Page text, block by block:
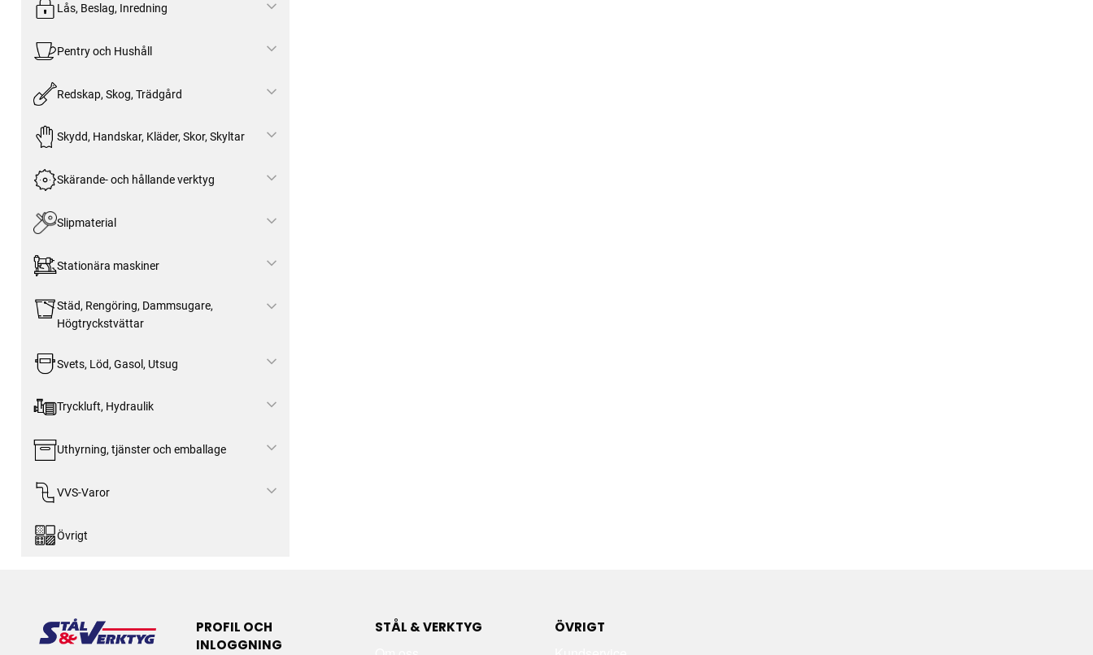
Lås, Beslag, Inredning
Pentry och Hushåll
Redskap, Skog, Trädgård
Skydd, Handskar, Kläder, Skor, Skyltar
Skärande- och hållande verktyg
Slipmaterial
Stationära maskiner
Städ, Rengöring, Dammsugare,
Högtryckstvättar
Svets, Löd, Gasol, Utsug
Tryckluft, Hydraulik
Uthyrning, tjänster och emballage
VVS-Varor
Övrigt
PROFIL OCH
INLOGGNING
STÅL & VERKTYG ÖVRIGT